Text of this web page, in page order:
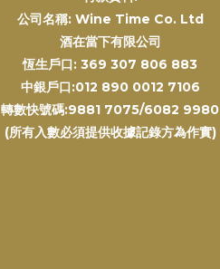
公司名稱: Wine Time Co. Ltd
酒在當下有限公司
恆生戶口: 369 307 806 883
中銀戶口:012 890 0012 7106
轉數快號碼:9881 7075/6082 9980
(所有入數必須提供收據記錄方為作實)